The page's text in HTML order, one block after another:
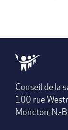
Conseil de la
100 rue
Moncton, N.-